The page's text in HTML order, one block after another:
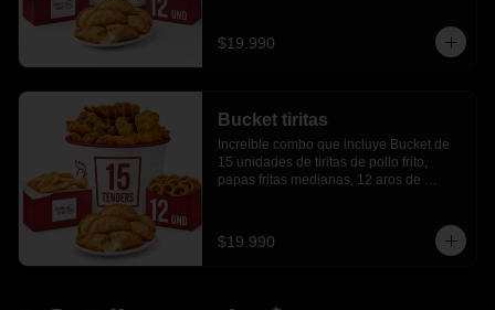
$19.990
Bucket tiritas
Increíble combo que incluye Bucket de
15 unidades de tiritas de pollo frito,
papas fritas medianas, 12 aros de
$19.990